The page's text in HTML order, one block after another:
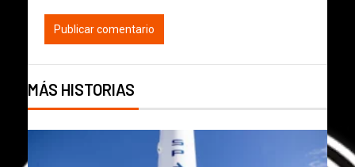
MÁS HISTORIAS